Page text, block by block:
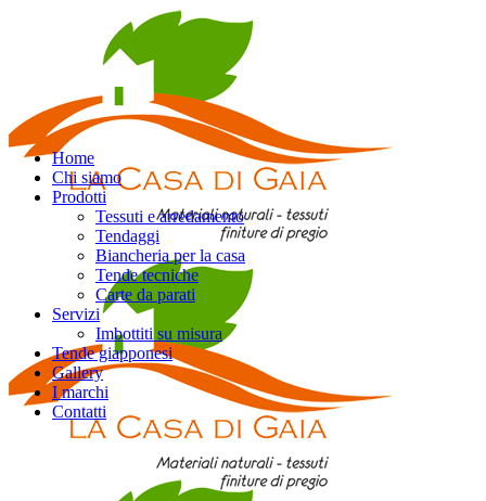
Home
Chi siamo
Prodotti
Tessuti e arredamento
Tendaggi
Biancheria per la casa
Tende tecniche
Carte da parati
Servizi
Imbottiti su misura
Tende giapponesi
Gallery
I marchi
Contatti